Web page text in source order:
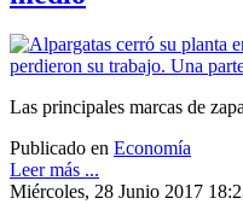
Las principales marcas de
Publicado en Economía
Leer más ...
Miércoles, 28 Junio 2017